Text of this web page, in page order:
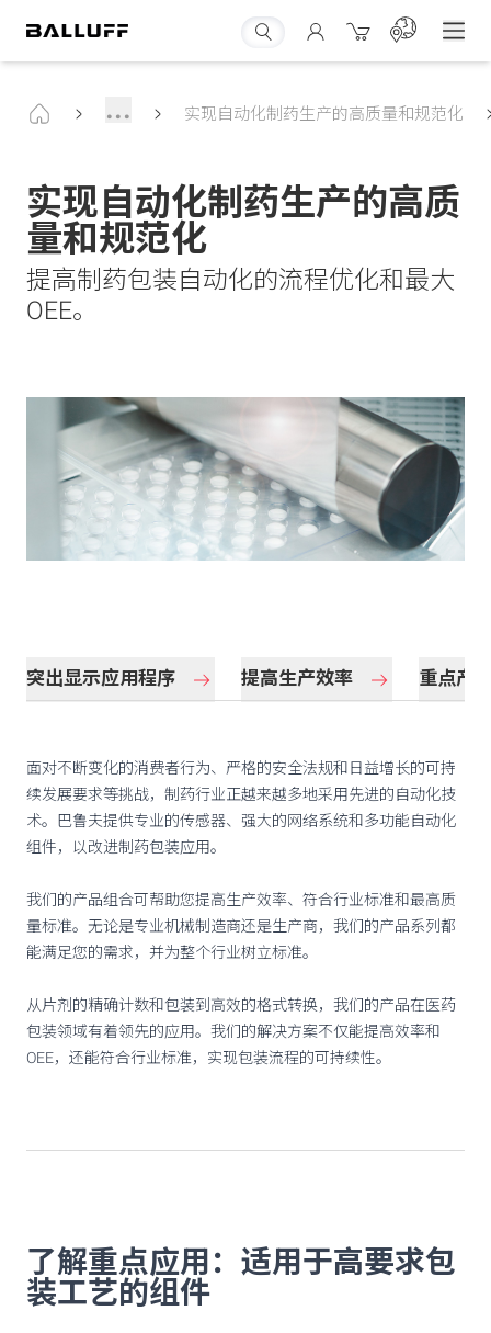
... 实现自动化制药生产的高质量和规范化
实现自动化制药生产的高质
量和规范化
提高制药包装自动化的流程优化和最大
OEE。
突出显示应用程序 提高生产效率 重点产
面对不断变化的消费者行为、严格的安全法规和日益增长的可持
续发展要求等挑战，制药行业正越来越多地采用先进的自动化技
术。巴鲁夫提供专业的传感器、强大的网络系统和多功能自动化
组件，以改进制药包装应用。
我们的产品组合可帮助您提高生产效率、符合行业标准和最高质
量标准。无论是专业机械制造商还是生产商，我们的产品系列都
能满足您的需求，并为整个行业树立标准。
从片剂的精确计数和包装到高效的格式转换，我们的产品在医药
包装领域有着领先的应用。我们的解决方案不仅能提高效率和
OEE，还能符合行业标准，实现包装流程的可持续性。
了解重点应用：适用于高要求包
装工艺的组件